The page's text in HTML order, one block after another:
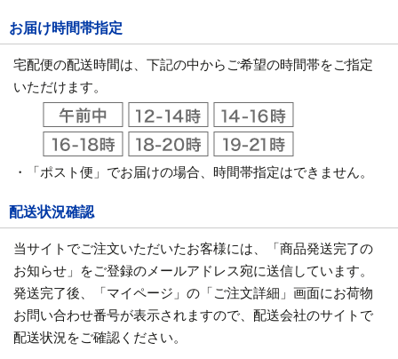
お届け時間帯指定
宅配便の配送時間は、下記の中からご希望の時間帯をご指定
いただけます。
・「ポスト便」でお届けの場合、時間帯指定はできません。
配送状況確認
当サイトでご注文いただいたお客様には、「商品発送完了の
お知らせ」をご登録のメールアドレス宛に送信しています。
発送完了後、「マイページ」の「ご注文詳細」画面にお荷物
お問い合わせ番号が表示されますので、配送会社のサイトで
配送状況をご確認ください。